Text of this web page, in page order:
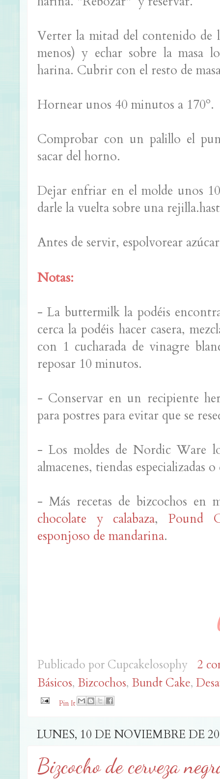
Verter la mitad del contenido de
menos) y echar sobre la masa
harina. Cubrir con el resto de
Hornear unos 40 minutos a 170º.
Comprobar con un palillo el
sacar del horno.
Dejar enfriar en el molde unos
darle la vuelta sobre una
Antes de servir, espolvorear
Notas:
- La buttermilk la podéis
cerca la podéis hacer casera,
con 1 cucharada de vinagre
reposar 10 minutos.
- Conservar en un recipiente
para postres para evitar que se
- Los moldes de Nordic Ware
almacenes, tiendas especializadas
- Más recetas de bizcochos en
chocolate y calabaza,Pound
esponjoso de mandarina.
Publicado por Cupcakelosophy
2
Básicos, Bizcochos, Bundt Cake,
Pin It
LUNES, 10 DE NOVIEMBRE DE
Bizcocho de cerveza